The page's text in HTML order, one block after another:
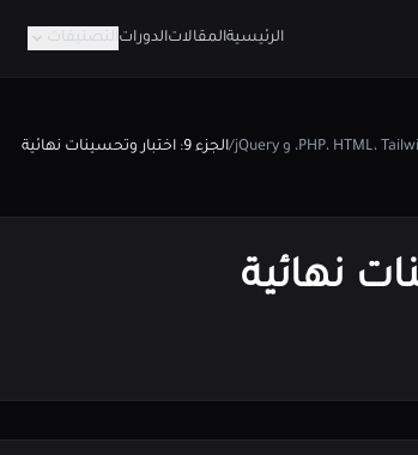
الرئيسيةالمقالاتالدورات التصنيفات
/الجزء 9: اختبار وتحسينات نهائية